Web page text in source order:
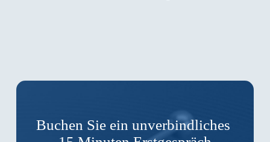
Buchen Sie ein unverbindliches